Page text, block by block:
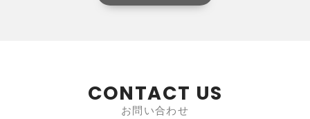
CONTACT US
お問い合わせ